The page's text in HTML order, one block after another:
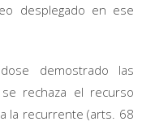
desplegado en ese
demostrado las
se rechaza el recurso
la recurrente (arts. 68